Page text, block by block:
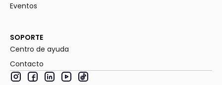
Eventos
SOPORTE
Centro de ayuda
Contacto